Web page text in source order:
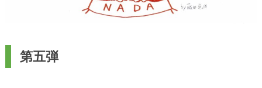
第五弾